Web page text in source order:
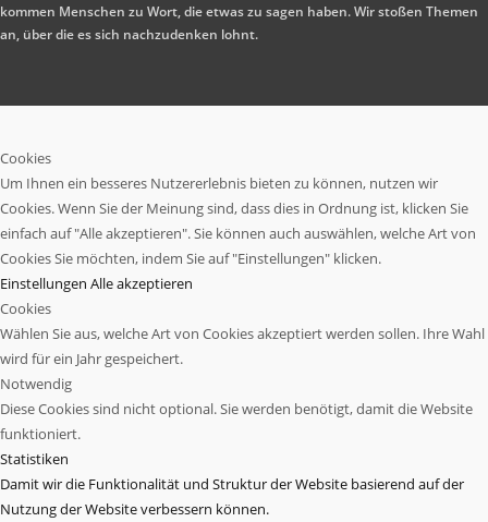
kommen Menschen zu Wort, die etwas zu sagen haben. Wir stoßen Themen
an, über die es sich nachzudenken lohnt.
Cookies
Um Ihnen ein besseres Nutzererlebnis bieten zu können, nutzen wir
Cookies. Wenn Sie der Meinung sind, dass dies in Ordnung ist, klicken Sie
einfach auf "Alle akzeptieren". Sie können auch auswählen, welche Art von
Cookies Sie möchten, indem Sie auf "Einstellungen" klicken.
Einstellungen Alle akzeptieren
Cookies
Wählen Sie aus, welche Art von Cookies akzeptiert werden sollen. Ihre Wahl
wird für ein Jahr gespeichert.
Notwendig
Diese Cookies sind nicht optional. Sie werden benötigt, damit die Website
funktioniert.
Statistiken
Damit wir die Funktionalität und Struktur der Website basierend auf der
Nutzung der Website verbessern können.